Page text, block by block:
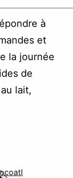
à
et
la journée
de
lait,